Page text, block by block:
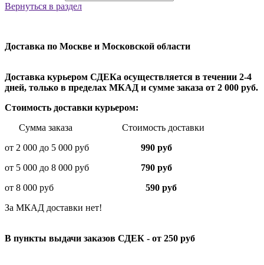
Вернуться в раздел
Доставка по Москве и Московской области
Доставка курьером СДЕКа осуществляется в течении 2-4
дней, только в пределах МКАД и сумме заказа от 2 000 руб.
Стоимость доставки курьером:
Сумма заказа Стоимость доставки
от 2 000 до 5 000 руб
990 руб
от 5 000 до 8 000 руб 790 руб
от 8 000 руб 590 руб
За МКАД доставки нет!
В пункты выдачи заказов СДЕК - от 250 руб